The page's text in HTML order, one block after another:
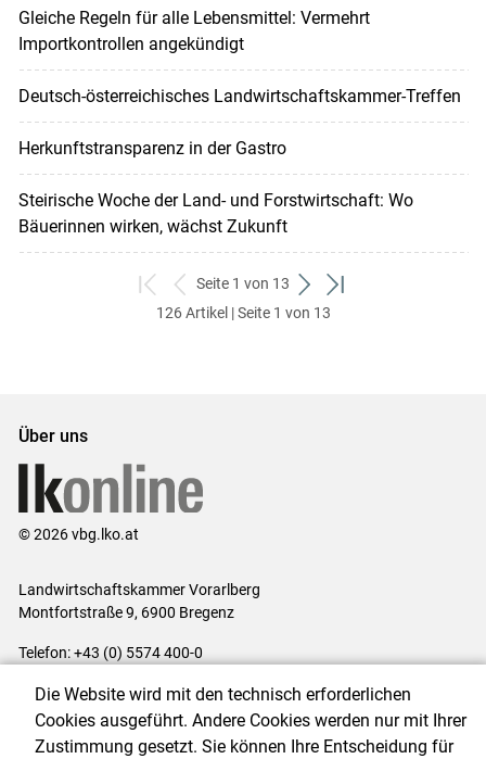
Gleiche Regeln für alle Lebensmittel: Vermehrt
Importkontrollen angekündigt
Deutsch-österreichisches Landwirtschaftskammer-Treffen
Herkunftstransparenz in der Gastro
Steirische Woche der Land- und Forstwirtschaft: Wo
Bäuerinnen wirken, wächst Zukunft
zum
ersten
zurück
zum
Seite 1 von 13
weiter
zum
zum
126 Artikel | Seite 1 von 13
Über uns
© 2026 vbg.lko.at
Landwirtschaftskammer Vorarlberg
Montfortstraße 9, 6900 Bregenz
Telefon: +43 (0) 5574 400-0
Impressum|Kontakt|Datenschutzerklärung|Barrierefreiheit|
Cookie-Einstellungen
Die Website wird mit den technisch erforderlichen
Cookies ausgeführt. Andere Cookies werden nur mit Ihrer
Zustimmung gesetzt. Sie können Ihre Entscheidung für